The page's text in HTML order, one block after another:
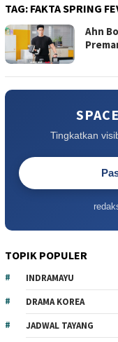
TAG: FAKTA SPRING
Ahn
Tingkatkan
TOPIK POPULER
INDRAMAYU
DRAMA KOREA
JADWAL TAYANG